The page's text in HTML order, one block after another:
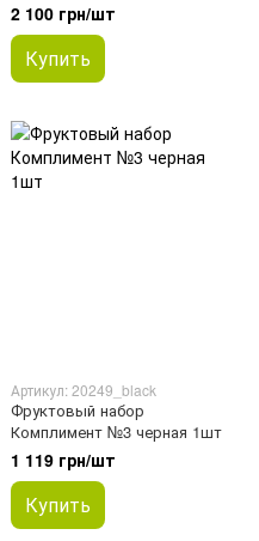
2 100 грн/шт
Купить
Артикул: 20249_black
Фруктовый набор
Комплимент №3 черная 1шт
1 119 грн/шт
Купить